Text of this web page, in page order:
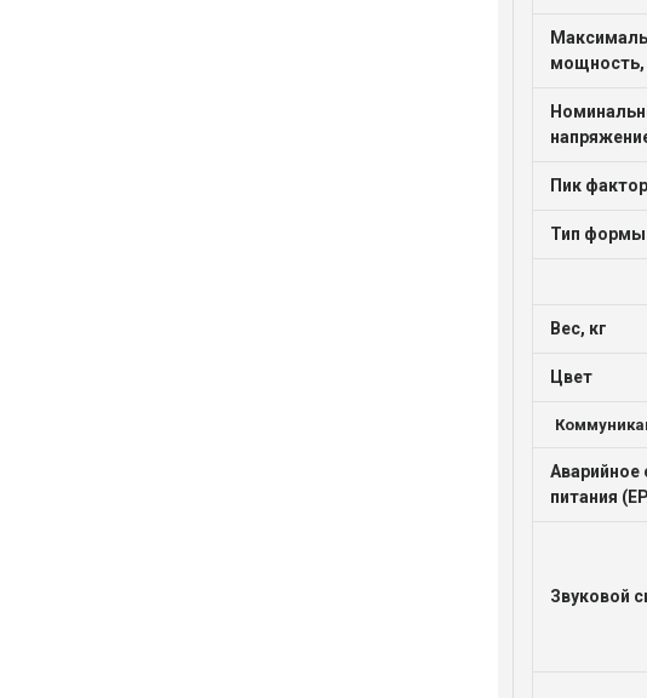
мощность,
Пик фактор
Тип формы
Вес, кг
Цвет
Аварийное
питания
Звуковой